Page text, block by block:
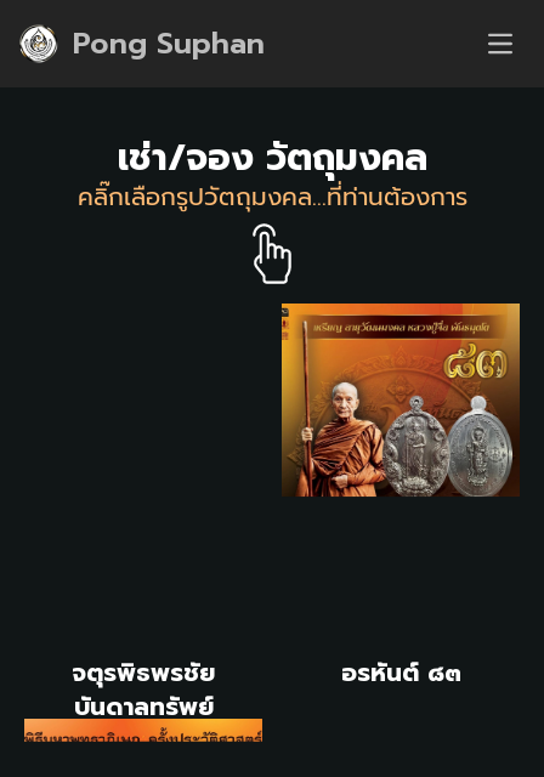
Pong Suphan
จตุรพิธพรชัย
บันดาลทรัพย์
อรหันต์ ๘๓
เช่า/จอง วัตถุมงคล
คลิ๊กเลือกรูปวัตถุมงคล...ที่ท่านต้องการ